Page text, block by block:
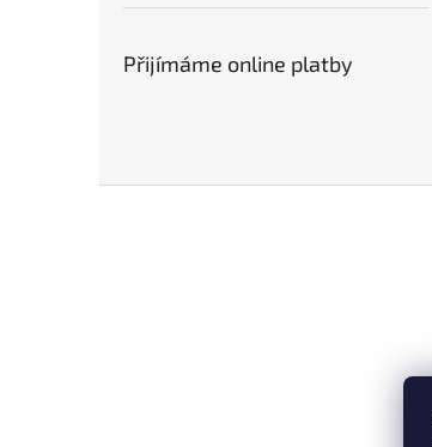
Přijímáme online platby